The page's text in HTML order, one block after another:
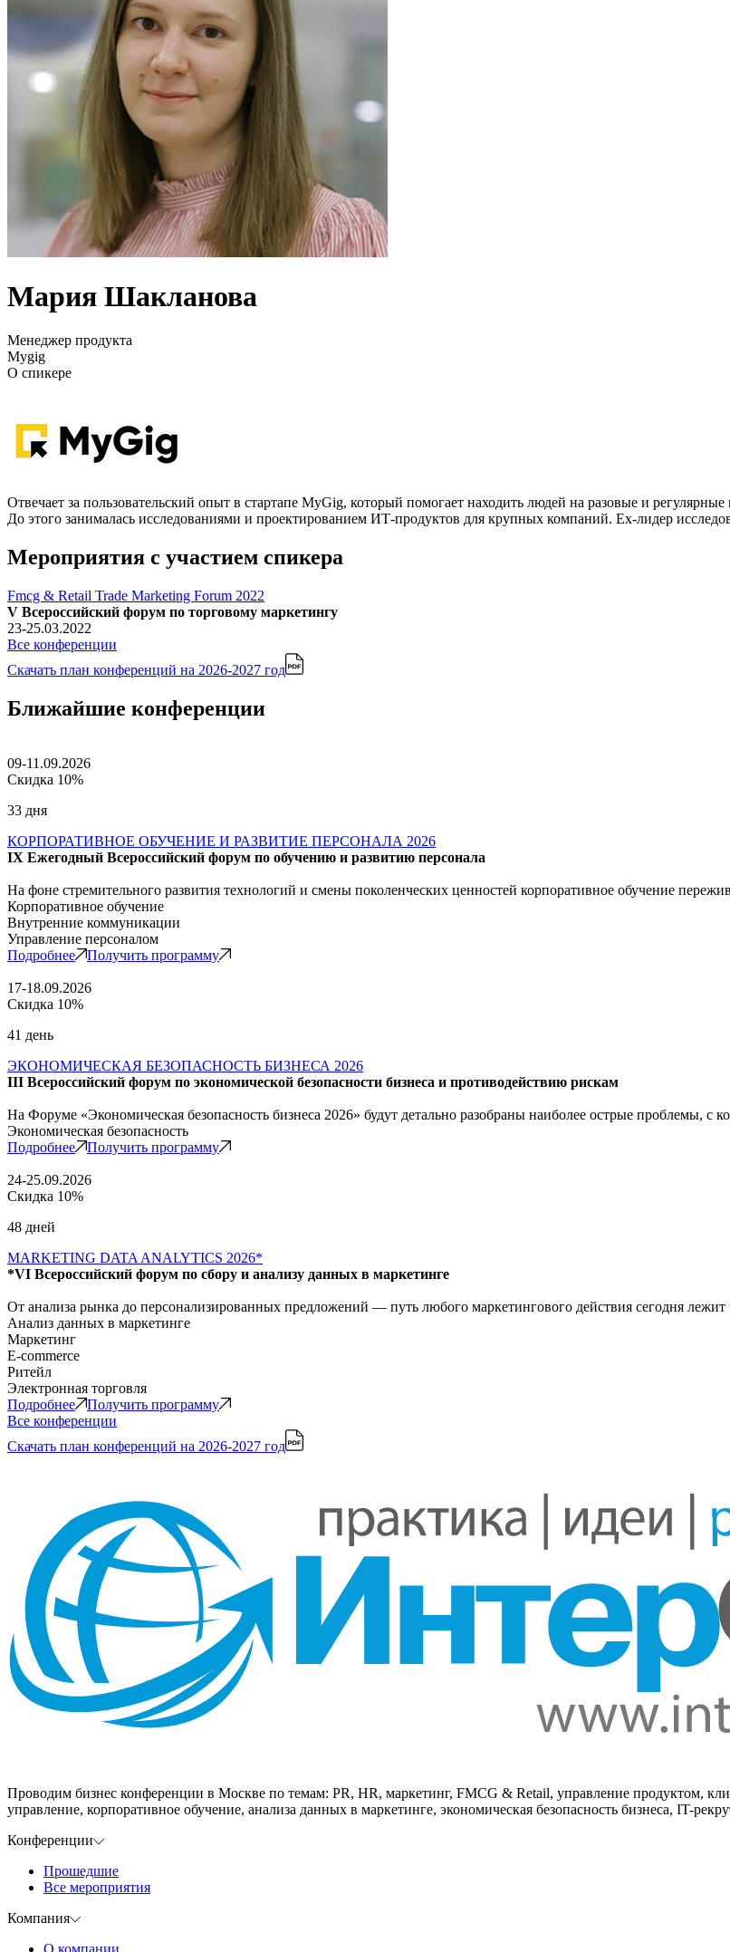
Мария Шакланова
Менеджер продукта
Mygig
О спикере
Отвечает за пользовательский опыт в стартапе MyGig, который помогает находить людей на разовые и регулярные
До этого занималась исследованиями и проектированием ИТ-продуктов для крупных компаний. Ex-лидер
Мероприятия с участием спикера
Fmcg & Retail Trade Marketing Forum 2022
V Всероссийский форум по торговому маркетингу
23-25.03.2022
Все конференции
Скачать план конференций на 2026-2027 год
Ближайшие конференции
09-11.09.2026
Скидка 10%
33 дня
КОРПОРАТИВНОЕ ОБУЧЕНИЕ И РАЗВИТИЕ ПЕРСОНАЛА 2026
IX Ежегодный Всероссийский форум по обучению и развитию персонала
На фоне стремительного развития технологий и смены поколенческих ценностей корпоративное обучение
Корпоративное обучение
Внутренние коммуникации
Управление персоналом
Подробнее
Получить программу
17-18.09.2026
Скидка 10%
41 день
ЭКОНОМИЧЕСКАЯ БЕЗОПАСНОСТЬ БИЗНЕСА 2026
III Всероссийский форум по экономической безопасности бизнеса и противодействию рискам
На Форуме «Экономическая безопасность бизнеса 2026» будут детально разобраны наиболее острые проблемы,
Экономическая безопасность
Подробнее
Получить программу
24-25.09.2026
Скидка 10%
48 дней
MARKETING DATA ANALYTICS 2026*
*VI Всероссийский форум по сбору и анализу данных в маркетинге
От анализа рынка до персонализированных предложений — путь любого маркетингового действия сегодня
Анализ данных в маркетинге
Маркетинг
E-commerce
Ритейл
Электронная торговля
Подробнее
Получить программу
Все конференции
Скачать план конференций на 2026-2027 год
Проводим бизнес конференции в Москве по темам: PR, HR, маркетинг, FMCG & Retail, управление продуктом,
управление, корпоративное обучение, анализа данных в маркетинге, экономическая безопасность бизнеса, IT-
Конференции
Прошедшие
Все мероприятия
Компания
О компании